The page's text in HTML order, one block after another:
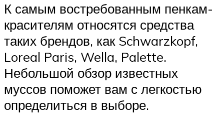
К самым востребованным пенкам-
красителям относятся средства
таких брендов, как Schwarzkopf,
Loreal Paris, Wella, Palette.
Небольшой обзор известных
муссов поможет вам с легкостью
определиться в выборе.